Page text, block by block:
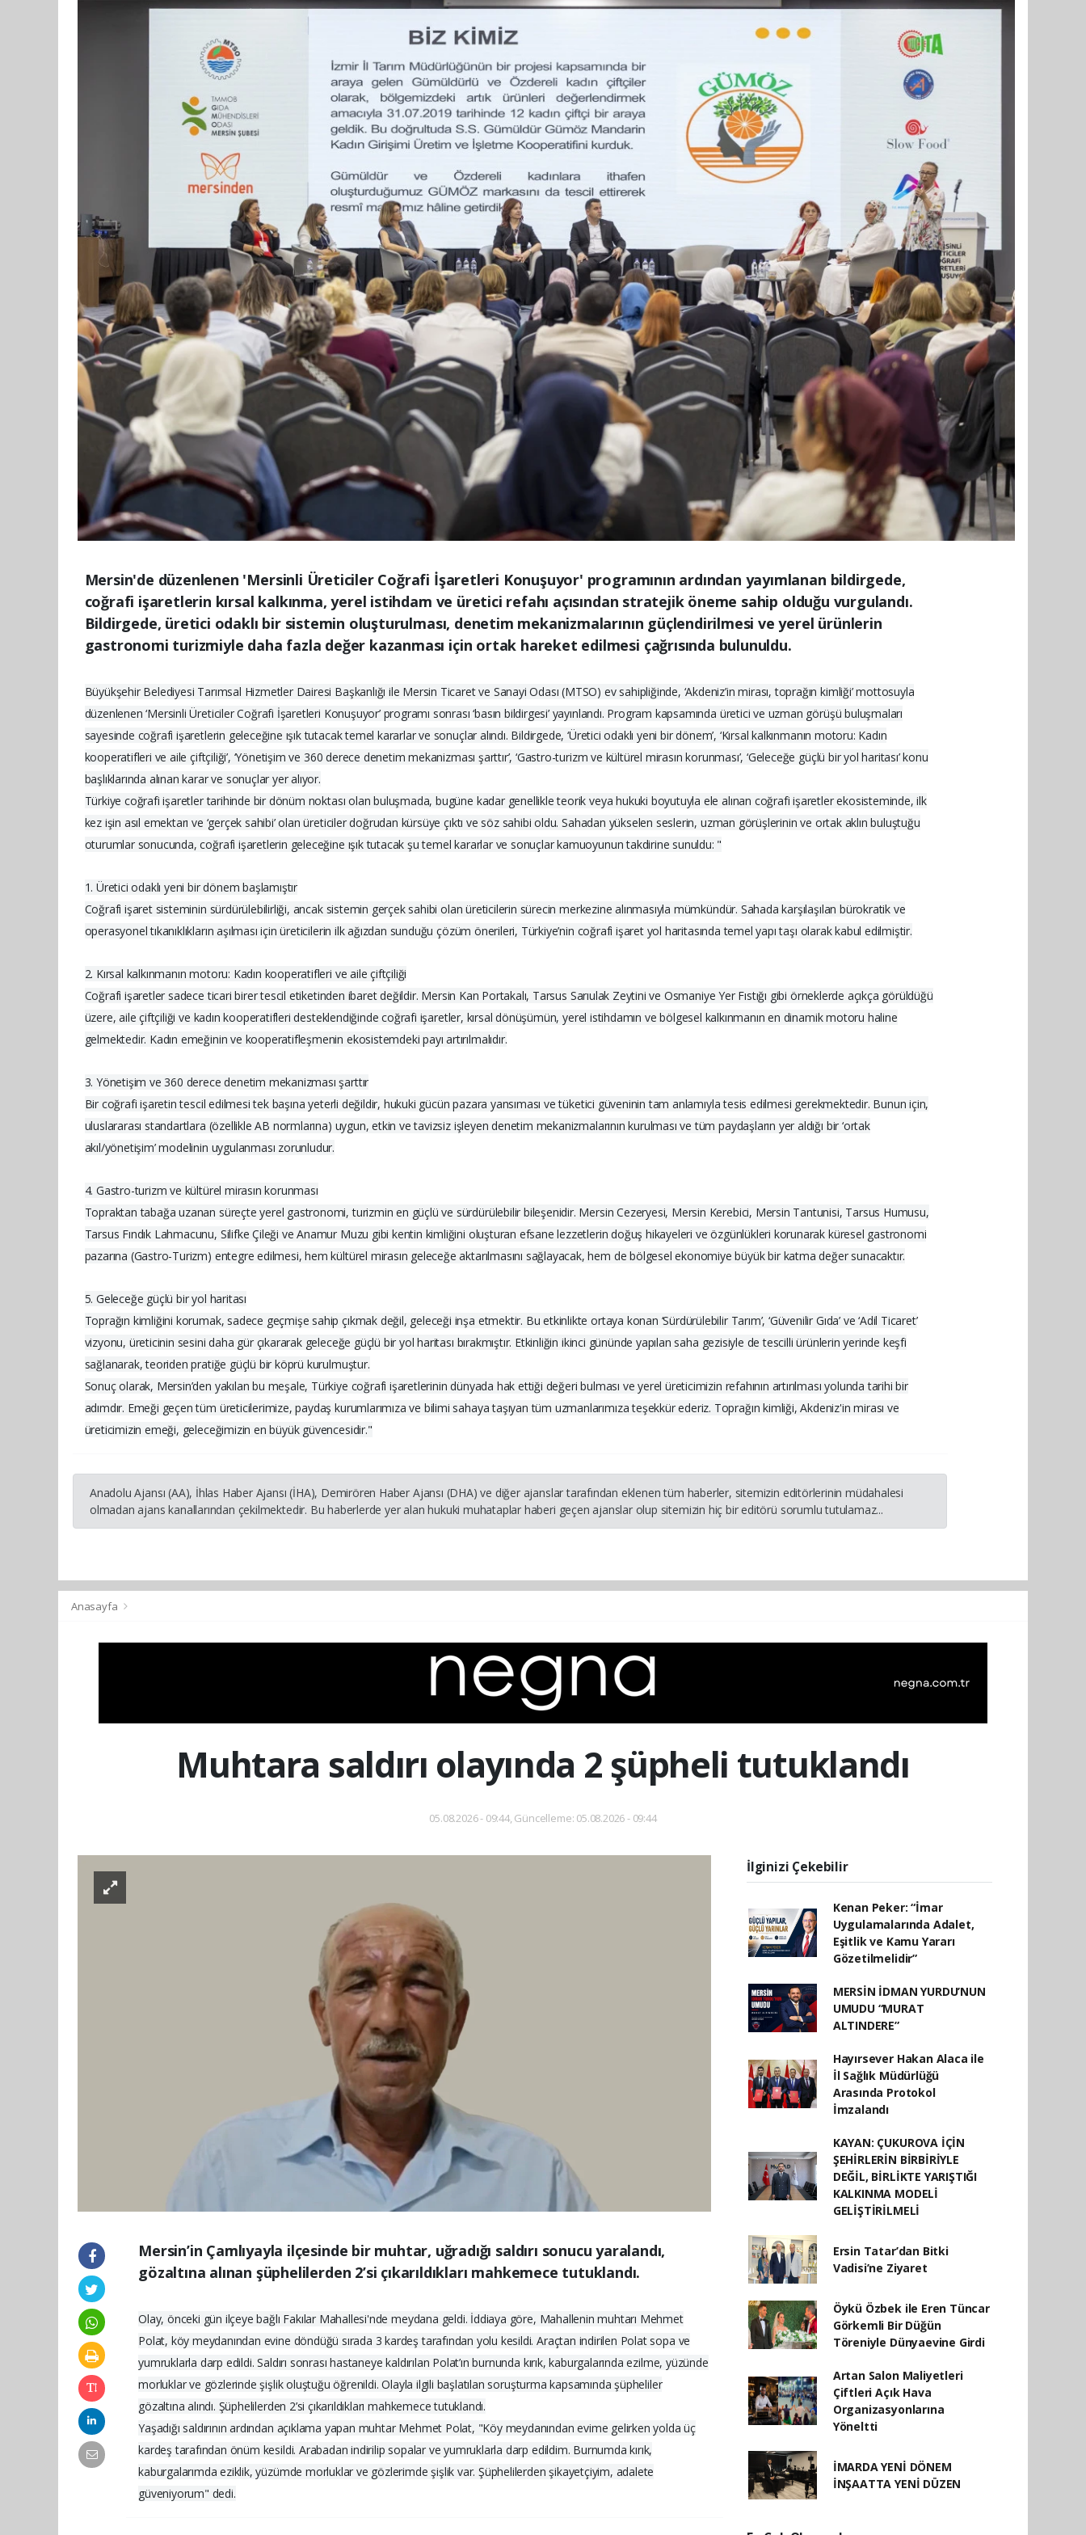
Mersin'de düzenlenen 'Mersinli Üreticiler Coğrafi İşaretleri Konuşuyor' programının ardından yayımlanan bildirgede,
coğrafi işaretlerin kırsal kalkınma, yerel istihdam ve üretici refahı açısından stratejik öneme sahip olduğu vurgulandı.
Bildirgede, üretici odaklı bir sistemin oluşturulması, denetim mekanizmalarının güçlendirilmesi ve yerel ürünlerin
gastronomi turizmiyle daha fazla değer kazanması için ortak hareket edilmesi çağrısında bulunuldu.
Büyükşehir Belediyesi Tarımsal Hizmetler Dairesi Başkanlığı ile Mersin Ticaret ve Sanayi Odası (MTSO) ev sahipliğinde, ‘Akdeniz’in mirası, toprağın kimliği’ mottosuyla
düzenlenen ‘Mersinli Üreticiler Coğrafi İşaretleri Konuşuyor’ programı sonrası ‘basın bildirgesi’ yayınlandı. Program kapsamında üretici ve uzman görüşü buluşmaları
sayesinde coğrafi işaretlerin geleceğine ışık tutacak temel kararlar ve sonuçlar alındı. Bildirgede, ‘Üretici odaklı yeni bir dönem’, ‘Kırsal kalkınmanın motoru: Kadın
kooperatifleri ve aile çiftçiliği’, ‘Yönetişim ve 360 derece denetim mekanizması şarttır’, ‘Gastro-turizm ve kültürel mirasın korunması’, ‘Geleceğe güçlü bir yol haritası’ konu
başlıklarında alınan karar ve sonuçlar yer alıyor.
Türkiye coğrafi işaretler tarihinde bir dönüm noktası olan buluşmada, bugüne kadar genellikle teorik veya hukuki boyutuyla ele alınan coğrafi işaretler ekosisteminde, ilk
kez işin asıl emektarı ve ‘gerçek sahibi’ olan üreticiler doğrudan kürsüye çıktı ve söz sahibi oldu. Sahadan yükselen seslerin, uzman görüşlerinin ve ortak aklın buluştuğu
oturumlar sonucunda, coğrafi işaretlerin geleceğine ışık tutacak şu temel kararlar ve sonuçlar kamuoyunun takdirine sunuldu: "
1. Üretici odaklı yeni bir dönem başlamıştır
Coğrafi işaret sisteminin sürdürülebilirliği, ancak sistemin gerçek sahibi olan üreticilerin sürecin merkezine alınmasıyla mümkündür. Sahada karşılaşılan bürokratik ve
operasyonel tıkanıklıkların aşılması için üreticilerin ilk ağızdan sunduğu çözüm önerileri, Türkiye’nin coğrafi işaret yol haritasında temel yapı taşı olarak kabul edilmiştir.
2. Kırsal kalkınmanın motoru: Kadın kooperatifleri ve aile çiftçiliği
Coğrafi işaretler sadece ticari birer tescil etiketinden ibaret değildir. Mersin Kan Portakalı, Tarsus Sarıulak Zeytini ve Osmaniye Yer Fıstığı gibi örneklerde açıkça görüldüğü
üzere, aile çiftçiliği ve kadın kooperatifleri desteklendiğinde coğrafi işaretler, kırsal dönüşümün, yerel istihdamın ve bölgesel kalkınmanın en dinamik motoru haline
gelmektedir. Kadın emeğinin ve kooperatifleşmenin ekosistemdeki payı artırılmalıdır.
3. Yönetişim ve 360 derece denetim mekanizması şarttır
Bir coğrafi işaretin tescil edilmesi tek başına yeterli değildir, hukuki gücün pazara yansıması ve tüketici güveninin tam anlamıyla tesis edilmesi gerekmektedir. Bunun için,
uluslararası standartlara (özellikle AB normlarına) uygun, etkin ve tavizsiz işleyen denetim mekanizmalarının kurulması ve tüm paydaşların yer aldığı bir ‘ortak
akıl/yönetişim’ modelinin uygulanması zorunludur.
4. Gastro-turizm ve kültürel mirasın korunması
Topraktan tabağa uzanan süreçte yerel gastronomi, turizmin en güçlü ve sürdürülebilir bileşenidir. Mersin Cezeryesi, Mersin Kerebici, Mersin Tantunisi, Tarsus Humusu,
Tarsus Fındık Lahmacunu, Silifke Çileği ve Anamur Muzu gibi kentin kimliğini oluşturan efsane lezzetlerin doğuş hikayeleri ve özgünlükleri korunarak küresel gastronomi
pazarına (Gastro-Turizm) entegre edilmesi, hem kültürel mirasın geleceğe aktarılmasını sağlayacak, hem de bölgesel ekonomiye büyük bir katma değer sunacaktır.
5. Geleceğe güçlü bir yol haritası
Toprağın kimliğini korumak, sadece geçmişe sahip çıkmak değil, geleceği inşa etmektir. Bu etkinlikte ortaya konan ‘Sürdürülebilir Tarım’, ‘Güvenilir Gıda’ ve ‘Adil Ticaret’
vizyonu, üreticinin sesini daha gür çıkararak geleceğe güçlü bir yol haritası bırakmıştır. Etkinliğin ikinci gününde yapılan saha gezisiyle de tescilli ürünlerin yerinde keşfi
sağlanarak, teoriden pratiğe güçlü bir köprü kurulmuştur.
Sonuç olarak, Mersin’den yakılan bu meşale, Türkiye coğrafi işaretlerinin dünyada hak ettiği değeri bulması ve yerel üreticimizin refahının artırılması yolunda tarihi bir
adımdır. Emeği geçen tüm üreticilerimize, paydaş kurumlarımıza ve bilimi sahaya taşıyan tüm uzmanlarımıza teşekkür ederiz. Toprağın kimliği, Akdeniz'in mirası ve
üreticimizin emeği, geleceğimizin en büyük güvencesidir."
Anadolu Ajansı (AA), İhlas Haber Ajansı (İHA), Demirören Haber Ajansı (DHA) ve diğer ajanslar tarafından eklenen tüm haberler, sitemizin editörlerinin müdahalesi
olmadan ajans kanallarından çekilmektedir. Bu haberlerde yer alan hukuki muhataplar haberi geçen ajanslar olup sitemizin hiç bir editörü sorumlu tutulamaz...
Anasayfa
Muhtara saldırı olayında 2 şüpheli tutuklandı
05.08.2026 - 09:44, Güncelleme: 05.08.2026 - 09:44
Mersin’in Çamlıyayla ilçesinde bir muhtar, uğradığı saldırı sonucu yaralandı,
gözaltına alınan şüphelilerden 2’si çıkarıldıkları mahkemece tutuklandı.
Olay, önceki gün ilçeye bağlı Fakılar Mahallesi'nde meydana geldi. İddiaya göre, Mahallenin muhtarı Mehmet
Polat, köy meydanından evine döndüğü sırada 3 kardeş tarafından yolu kesildi. Araçtan indirilen Polat sopa ve
yumruklarla darp edildi. Saldırı sonrası hastaneye kaldırılan Polat’ın burnunda kırık, kaburgalarında ezilme, yüzünde
morluklar ve gözlerinde şişlik oluştuğu öğrenildi. Olayla ilgili başlatılan soruşturma kapsamında şüpheliler
gözaltına alındı. Şüphelilerden 2’si çıkarıldıkları mahkemece tutuklandı.
Yaşadığı saldırının ardından açıklama yapan muhtar Mehmet Polat, "Köy meydanından evime gelirken yolda üç
kardeş tarafından önüm kesildi. Arabadan indirilip sopalar ve yumruklarla darp edildim. Burnumda kırık,
kaburgalarımda eziklik, yüzümde morluklar ve gözlerimde şişlik var. Şüphelilerden şikayetçiyim, adalete
güveniyorum" dedi.
İlginizi Çekebilir
Kenan Peker: “İmar
Uygulamalarında Adalet,
Eşitlik ve Kamu Yararı
Gözetilmelidir”
MERSİN İDMAN YURDU’NUN
UMUDU “MURAT
ALTINDERE”
Hayırsever Hakan Alaca ile
İl Sağlık Müdürlüğü
Arasında Protokol
İmzalandı
KAYAN: ÇUKUROVA İÇİN
ŞEHİRLERİN BİRBİRİYLE
DEĞİL, BİRLİKTE YARIŞTIĞI
KALKINMA MODELİ
GELİŞTİRİLMELİ
Ersin Tatar’dan Bitki
Vadisi’ne Ziyaret
Öykü Özbek ile Eren Tüncar
Görkemli Bir Düğün
Töreniyle Dünyaevine Girdi
Artan Salon Maliyetleri
Çiftleri Açık Hava
Organizasyonlarına
Yöneltti
İMARDA YENİ DÖNEM
İNŞAATTA YENİ DÜZEN